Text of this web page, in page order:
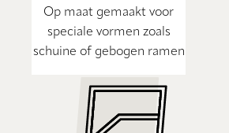
Op maat gemaakt voor
speciale vormen zoals
schuine of gebogen ramen